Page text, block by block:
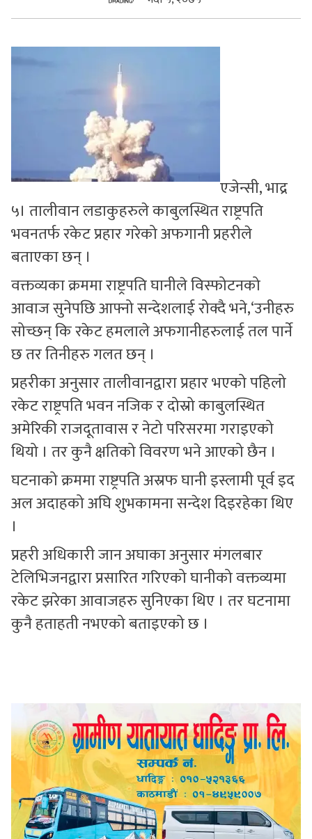
सुचनाहरु
स्वास्थ्य
एजेन्सी, भाद्र
५। तालीवान लडाकुहरुले काबुलस्थित राष्ट्रपति
भवनतर्फ रकेट प्रहार गरेको अफगानी प्रहरीले
बताएका छन् ।
वक्तव्यका क्रममा राष्ट्रपति घानीले विस्फोटनको
आवाज सुनेपछि आफ्नो सन्देशलाई रोक्दै भने,‘उनीहरु
सोच्छन् कि रकेट हमलाले अफगानीहरुलाई तल पार्ने
छ तर तिनीहरु गलत छन् ।
प्रहरीका अनुसार तालीवानद्वारा प्रहार भएको पहिलो
रकेट राष्ट्रपति भवन नजिक र दोस्रो काबुलस्थित
अमेरिकी राजदूतावास र नेटो परिसरमा गराइएको
थियो । तर कुनै क्षतिको विवरण भने आएको छैन ।
घटनाको क्रममा राष्ट्रपति अस्रफ घानी इस्लामी पूर्व इद
अल अदाहको अघि शुभकामना सन्देश दिइरहेका थिए
।
प्रहरी अधिकारी जान अघाका अनुसार मंगलबार
टेलिभिजनद्वारा प्रसारित गरिएको घानीको वक्तव्यमा
रकेट झरेका आवाजहरु सुनिएका थिए । तर घटनामा
कुनै हताहती नभएको बताइएको छ ।